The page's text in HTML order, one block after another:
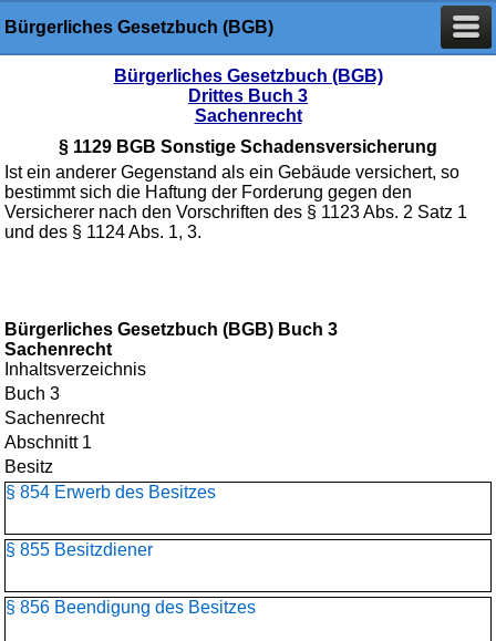
Bürgerliches Gesetzbuch (BGB)
Bürgerliches Gesetzbuch (BGB)
Drittes Buch 3
Sachenrecht
§ 1129 BGB Sonstige Schadensversicherung
Ist ein anderer Gegenstand als ein Gebäude versichert, so
bestimmt sich die Haftung der Forderung gegen den
Versicherer nach den Vorschriften des § 1123 Abs. 2 Satz 1
und des § 1124 Abs. 1, 3.
Bürgerliches Gesetzbuch (BGB) Buch 3
Sachenrecht
Inhaltsverzeichnis
Buch 3
Sachenrecht
Abschnitt 1
Besitz
§ 854 Erwerb des Besitzes
§ 855 Besitzdiener
§ 856 Beendigung des Besitzes